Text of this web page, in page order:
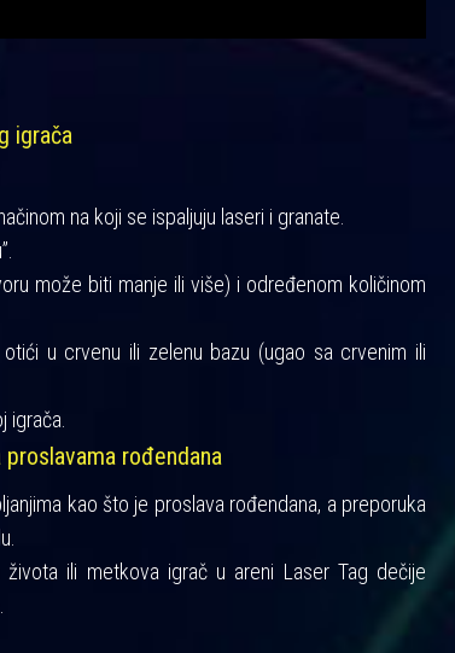
igrača
na koji se ispaljuju laseri i granate.
može biti manje ili više) i određenom količinom
u crvenu ili zelenu bazu (ugao sa crvenim ili
igrača.
rođendana
kao što je proslava rođendana, a preporuka
ili metkova igrač u areni Laser Tag dečije